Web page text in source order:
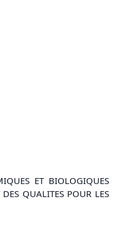
ET BIOLOGIQUES
QUALITES POUR LES